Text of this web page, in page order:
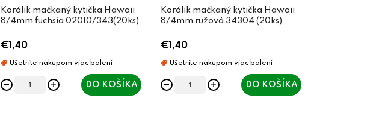
Korálik mačkaný kytička Hawaii
8/4mm fuchsia 02010/343(20ks)
€1,40
DO KOŠÍKA
Korálik mačkaný kytička Hawaii
8/4mm ružová 34304 (20ks)
€1,40
DO KOŠÍKA